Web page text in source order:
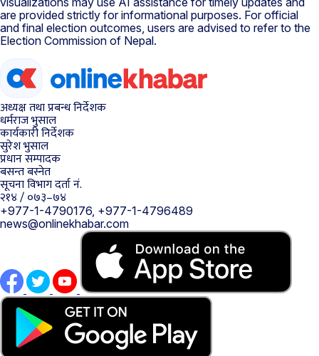
are provided strictly for informational purposes. For official
and final election outcomes, users are advised to refer to the
Election Commission of Nepal.
अध्यक्ष तथा प्रबन्ध निर्देशक
धर्मराज भुसाल
कार्यकारी निर्देशक
सुरेश भुसाल
प्रधान सम्पादक
बसन्त बस्नेत
सूचना विभाग दर्ता नं.
२१४ / ०७३–७४
+977-1-4790176, +977-1-4796489
news@onlinekhabar.com